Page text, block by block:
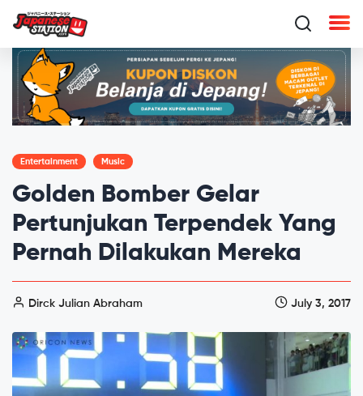
Entertainment Music
Golden Bomber Gelar
Pertunjukan Terpendek Yang
Pernah Dilakukan Mereka
Dirck Julian Abraham July 3, 2017